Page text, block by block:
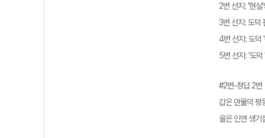
2번 선지: '현실
3번 선지: 도덕
4번 선지: 도덕
5번 선지: '도덕
#2번-정답 2번
갑은 만물의 평
을은 인연 생기